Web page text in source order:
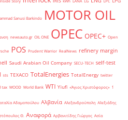
Sanusi Barkindo MOTOR OIL
newsauto.gr OIL ONE OPEC OPEC+ Open
POS Prudent Warrior RealNews refinery margin
Saudi Arabian Oil Company SECU-TECH self-test
sts TEXACO TotalEnergies TotalEnergy twitter
tax WOOD World Bank WTI Yiufi «Άγιος Χριστόφορος» ΄1
Αδαμοπούλου Αλβανία Αλεξανδρούπολη Αλεξιάδης
Θ. Αναφορά Αρβανιτίδης Γιώργος Ασία